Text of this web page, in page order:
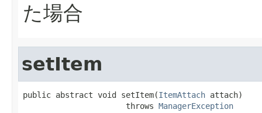
た場合
setItem
public abstract void setItem(ItemAttach attach)
                      throws
ManagerException